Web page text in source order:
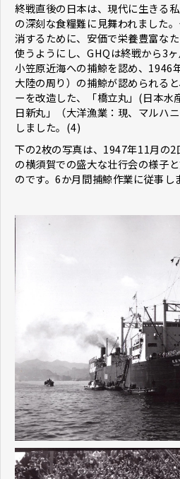
終戦直後の日本は、現代に生きる
の深刻な食糧難に見舞われました
消するために、安価で栄養豊富な
使うようにし、GHQは終戦から3
小笠原近海への捕鯨を認め、1946
大陸の周り）の捕鯨が認められる
ーを改造した、「橋立丸」(日本水
日新丸」（大洋漁業：現、マルハ
しました。(4)
下の2枚の写真は、1947年11月の
の横須賀での盛大な壮行会の様子
のです。6か月間捕鯨作業に従事し